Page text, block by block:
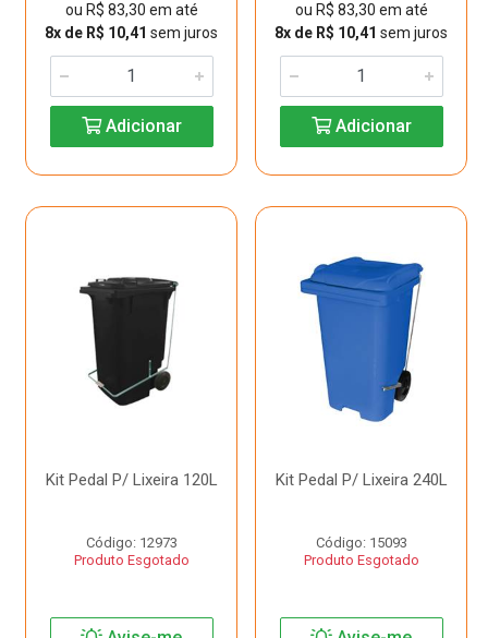
ou R$ 83,30 em até
8x de R$ 10,41 sem juros
Adicionar
ou R$ 83,30 em até
8x de R$ 10,41 sem juros
Adicionar
Kit Pedal P/ Lixeira 120L
Código: 12973
Produto Esgotado
Kit Pedal P/ Lixeira 240L
Código: 15093
Produto Esgotado